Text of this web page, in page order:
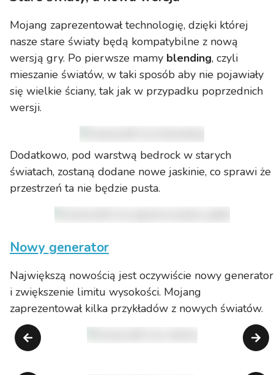
Mojang zaprezentował technologię, dzięki której
nasze stare światy będą kompatybilne z nową
wersją gry. Po pierwsze mamy blending, czyli
mieszanie światów, w taki sposób aby nie pojawiały
się wielkie ściany, tak jak w przypadku poprzednich
wersji.
Dodatkowo, pod warstwą bedrock w starych
światach, zostaną dodane nowe jaskinie, co sprawi że
przestrzeń ta nie będzie pusta.
Nowy generator
Największą nowością jest oczywiście nowy generator
i zwiększenie limitu wysokości. Mojang
zaprezentował kilka przykładów z nowych światów.